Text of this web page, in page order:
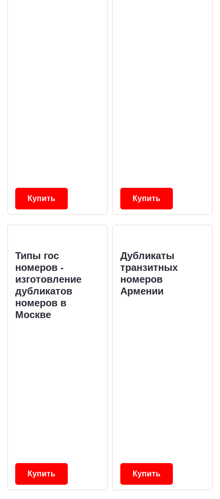
Купить Купить
Типы гос
номеров -
изготовление
дубликатов
номеров в
Москве
Купить
Дубликаты
транзитных
номеров
Армении
Купить